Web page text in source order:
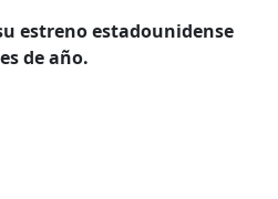
estreno estadounidense
de año.